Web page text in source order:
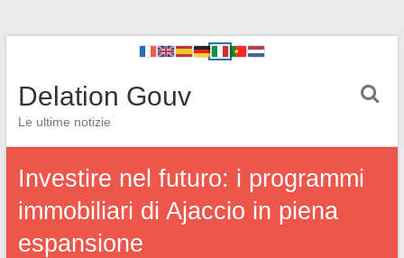
Delation Gouv
Le ultime notizie
Investire nel futuro: i programmi
immobiliari di Ajaccio in piena
espansione